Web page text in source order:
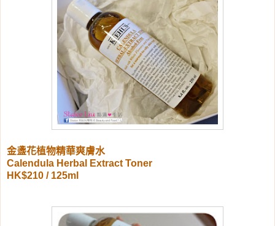
金盞花植物精華爽膚水
Calendula Herbal Extract Toner
HK$210 / 125ml